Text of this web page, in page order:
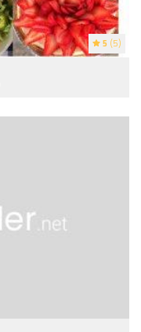
5 (5)